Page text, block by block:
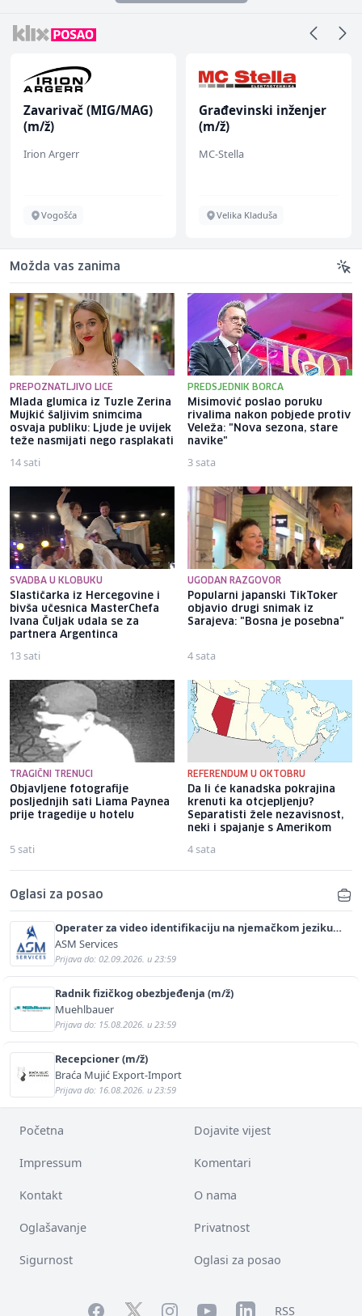
Zavarivač (MIG/MAG)
(m/ž)
Irion Argerr
Vogošća
Građevinski inženjer
(m/ž)
MC-Stella
Velika Kladuša
Možda vas zanima
PREPOZNATLJIVO LICE
Mlada glumica iz Tuzle Zerina
Mujkić šaljivim snimcima
osvaja publiku: Ljude je uvijek
teže nasmijati nego rasplakati
14 sati
PREDSJEDNIK BORCA
Misimović poslao poruku
rivalima nakon pobjede protiv
Veleža: "Nova sezona, stare
navike"
3 sata
SVADBA U KLOBUKU
Slastičarka iz Hercegovine i
bivša učesnica MasterChefa
Ivana Čuljak udala se za
partnera Argentinca
13 sati
UGODAN RAZGOVOR
Popularni japanski TikToker
objavio drugi snimak iz
Sarajeva: "Bosna je posebna"
4 sata
TRAGIČNI TRENUCI
Objavljene fotografije
posljednjih sati Liama ​​Paynea
prije tragedije u hotelu
5 sati
REFERENDUM U OKTOBRU
Da li će kanadska pokrajina
krenuti ka otcjepljenju?
Separatisti žele nezavisnost,
neki i spajanje s Amerikom
4 sata
Oglasi za posao
Operater za video identifikaciju na njemačkom jeziku
(m/ž)
ASM Services
Prijava do: 02.09.2026. u 23:59
Radnik fizičkog obezbjeđenja (m/ž)
Muehlbauer
Prijava do: 15.08.2026. u 23:59
Recepcioner (m/ž)
Braća Mujić Export-Import
Prijava do: 16.08.2026. u 23:59
Početna Dojavite vijest
Impressum Komentari
Kontakt O nama
Oglašavanje Privatnost
Sigurnost Oglasi za posao
FacebookTwitterInstagramYouTubeLinkedInRSS